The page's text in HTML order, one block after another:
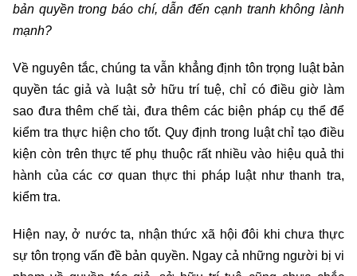
bản quyền trong báo chí, dẫn đến cạnh tranh không lành
mạnh?
Về nguyên tắc, chúng ta vẫn khẳng định tôn trọng luật bản
quyền tác giả và luật sở hữu trí tuệ, chỉ có điều giờ làm
sao đưa thêm chế tài, đưa thêm các biện pháp cụ thể để
kiểm tra thực hiện cho tốt. Quy định trong luật chỉ tạo điều
kiện còn trên thực tế phụ thuộc rất nhiều vào hiệu quả thi
hành của các cơ quan thực thi pháp luật như thanh tra,
kiểm tra.
Hiện nay, ở nước ta, nhận thức xã hội đôi khi chưa thực
sự tôn trọng vấn đề bản quyền. Ngay cả những người bị vi